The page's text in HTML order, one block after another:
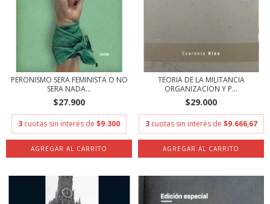
PERONISMO SERA FEMINISTA O NO
SERA NADA...
$27.900
3 cuotas sin interés de $9.300
TEORIA DE LA MILITANCIA
ORGANIZACION Y P...
$29.000
3 cuotas sin interés de $9.666,67